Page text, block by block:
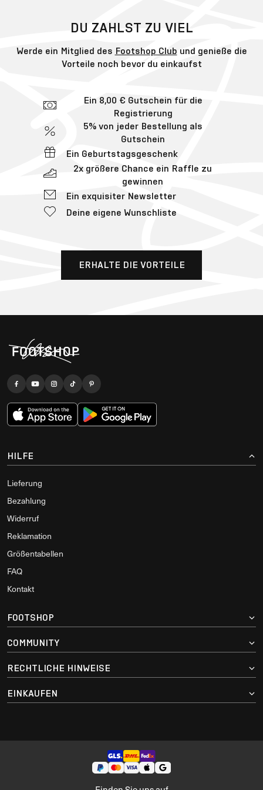
DU ZAHLST ZU VIEL
Werde ein Mitglied des Footshop Club und genieße die
Vorteile noch bevor du einkaufst
Ein 8,00 € Gutschein für die
Registrierung
5% von jeder Bestellung als
Gutschein
Ein Geburtstagsgeschenk
2x größere Chance ein Raffle zu
gewinnen
Ein exquisiter Newsletter
Deine eigene Wunschliste
ERHALTE DIE VORTEILE
HILFE
Lieferung
Bezahlung
Widerruf
Reklamation
Größentabellen
FAQ
Kontakt
FOOTSHOP
COMMUNITY
RECHTLICHE HINWEISE
EINKAUFEN